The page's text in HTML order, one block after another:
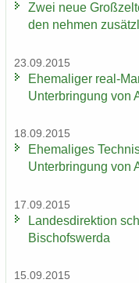
Zwei neue
den neh­men
23.09.2015
Ehe­ma­li­ger real-​
Un­ter­brin­gung von
18.09.2015
Ehe­ma­li­ges
Un­ter­brin­gung von
17.09.2015
Lan­des­di­rek­ti­on
Bi­schofs­wer­da
15.09.2015